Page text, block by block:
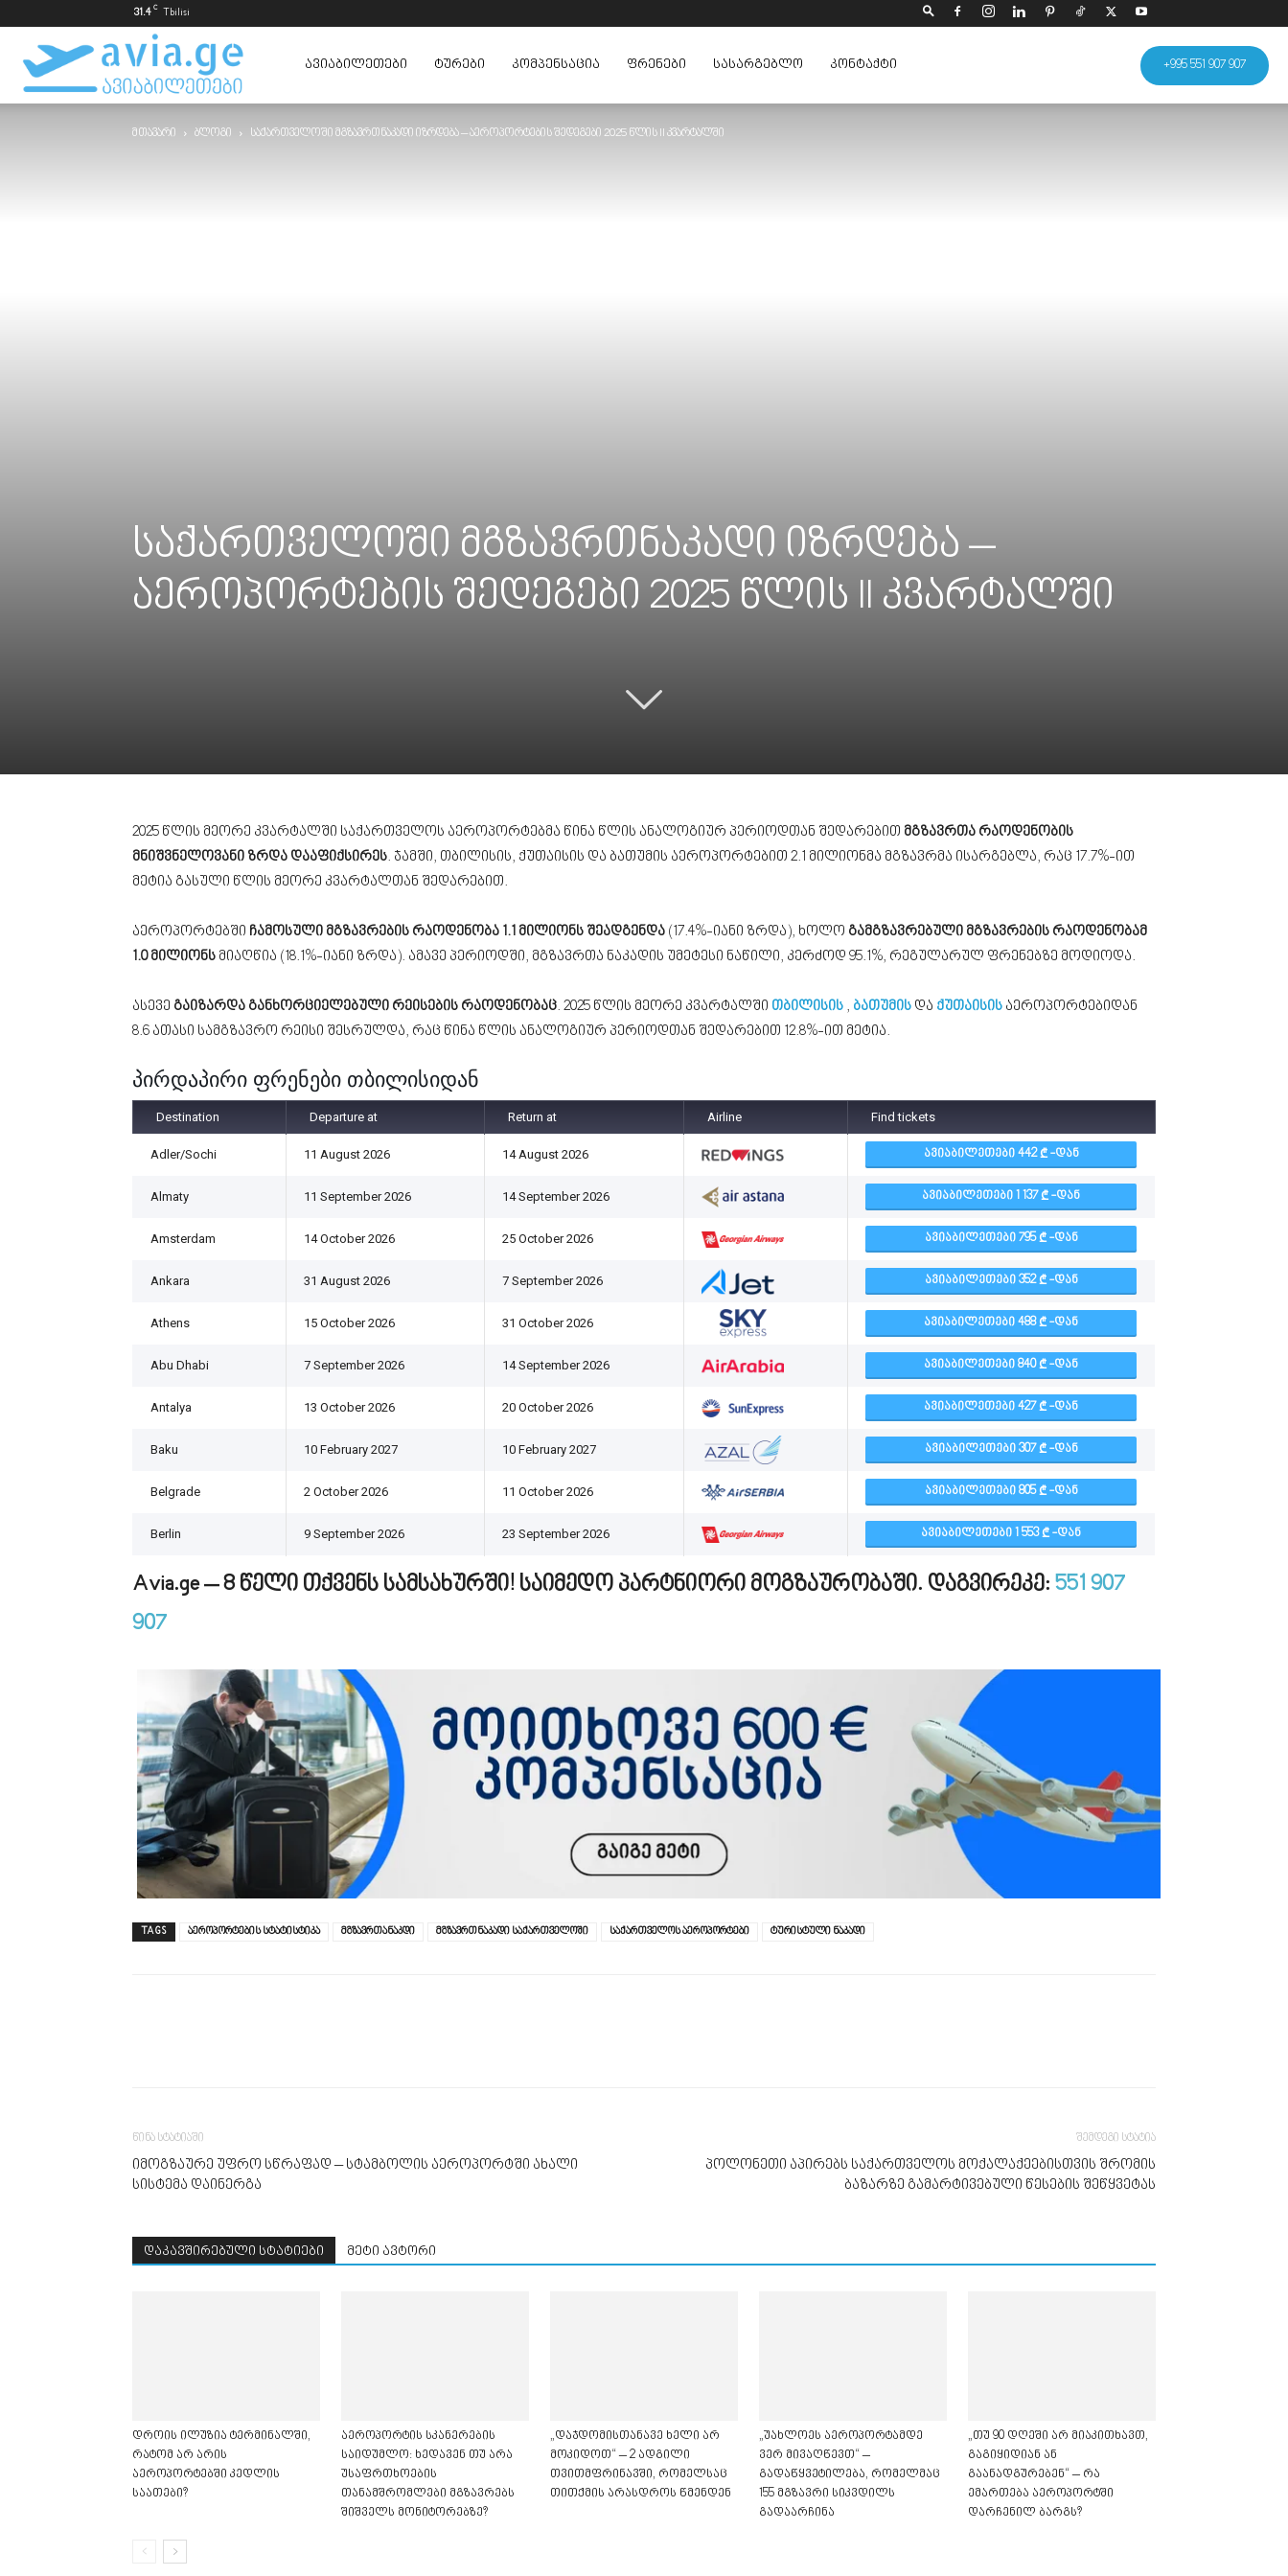
31.4 C Tbilisi
+995 551 907 907
ავიაბილეთები
ყველაზე
ᲐᲕᲘᲐᲑᲘᲚᲔᲗᲔᲑᲘ ᲢᲣᲠᲔᲑᲘ ᲙᲝᲛᲞᲔᲜᲡᲐᲪᲘᲐ ᲤᲠᲔᲜᲔᲑᲘ ᲡᲐᲡᲐᲠᲒᲔᲑᲚᲝ ᲙᲝᲜᲢᲐᲥᲢᲘ
მთავარი ბლოგი საქართველოში მგზავრთნაკადი იზრდება – აეროპორტების შედეგები 2025 წლის II კვარტალში
საქართველოში მგზავრთნაკადი იზრდება –
აეროპორტების შედეგები 2025 წლის II კვარტალში
2025 წლის მეორე კვარტალში საქართველოს აეროპორტებმა წინა წლის ანალოგიურ პერიოდთან შედარებით მგზავრთა რაოდენობის
მნიშვნელოვანი ზრდა დააფიქსირეს. ჯამში, თბილისის, ქუთაისის და ბათუმის აეროპორტებით 2.1 მილიონმა მგზავრმა ისარგებლა, რაც 17.7%-ით
მეტია გასული წლის მეორე კვარტალთან შედარებით.
აეროპორტებში ჩამოსული მგზავრების რაოდენობა 1.1 მილიონს შეადგენდა (17.4%-იანი ზრდა), ხოლო გამგზავრებული მგზავრების რაოდენობამ
1.0 მილიონს მიაღწია (18.1%-იანი ზრდა). ამავე პერიოდში, მგზავრთა ნაკადის უმეტესი ნაწილი, კერძოდ 95.1%, რეგულარულ ფრენებზე მოდიოდა.
ასევე გაიზარდა განხორციელებული რეისების რაოდენობაც. 2025 წლის მეორე კვარტალში თბილისის , ბათუმის და ქუთაისის აეროპორტებიდან
8.6 ათასი სამგზავრო რეისი შესრულდა, რაც წინა წლის ანალოგიურ პერიოდთან შედარებით 12.8%-ით მეტია.
პირდაპირი ფრენები თბილისიდან
Destination Departure at Return at Airline Find tickets
Adler/Sochi 11 August 2026 14 August 2026 ᲐᲕᲘᲐᲑᲘᲚᲔᲗᲔᲑᲘ 442 -ᲓᲐᲜ
Almaty 11 September 2026 14 September 2026 ᲐᲕᲘᲐᲑᲘᲚᲔᲗᲔᲑᲘ 1 137 -ᲓᲐᲜ
Amsterdam 14 October 2026 25 October 2026 ᲐᲕᲘᲐᲑᲘᲚᲔᲗᲔᲑᲘ 795 -ᲓᲐᲜ
Ankara 31 August 2026 7 September 2026 ᲐᲕᲘᲐᲑᲘᲚᲔᲗᲔᲑᲘ 352 -ᲓᲐᲜ
Athens 15 October 2026 31 October 2026 ᲐᲕᲘᲐᲑᲘᲚᲔᲗᲔᲑᲘ 488 -ᲓᲐᲜ
Abu Dhabi 7 September 2026 14 September 2026 ᲐᲕᲘᲐᲑᲘᲚᲔᲗᲔᲑᲘ 840 -ᲓᲐᲜ
Antalya 13 October 2026 20 October 2026 ᲐᲕᲘᲐᲑᲘᲚᲔᲗᲔᲑᲘ 427 -ᲓᲐᲜ
Baku 10 February 2027 10 February 2027 ᲐᲕᲘᲐᲑᲘᲚᲔᲗᲔᲑᲘ 307 -ᲓᲐᲜ
Belgrade 2 October 2026 11 October 2026 ᲐᲕᲘᲐᲑᲘᲚᲔᲗᲔᲑᲘ 805 -ᲓᲐᲜ
Berlin 9 September 2026 23 September 2026 ᲐᲕᲘᲐᲑᲘᲚᲔᲗᲔᲑᲘ 1 553 -ᲓᲐᲜ
Avia.ge – 8 წელი თქვენს სამსახურში! საიმედო პარტნიორი მოგზაურობაში. დაგვირეკე: 551 907
907
TAGS აეროპორტების სტატისტიკა მგზავრთანაკდი მგზავრთნაკადი საქართველოში საქართველოს აეროპორტები ტურისტული ნაკადი
წინა სტატიაში
იმოგზაურე უფრო სწრაფად – სტამბოლის აეროპორტში ახალი
სისტემა დაინერგა
შემდეგი სტატია
პოლონეთი აპირებს საქართველოს მოქალაქეებისთვის შრომის
ბაზარზე გამარტივებული წესების შეწყვეტას
დაკავშირებული სტატიები მეტი ავტორი
დროის ილუზია ტერმინალში,
რატომ არ არის
აეროპორტებში კედლის
საათები?
აეროპორტის სკანერების
საიდუმლო: ხედავენ თუ არა
უსაფრთხოების
თანამშრომლები მგზავრებს
შიშველს მონიტორებზე?
„დაჯდომისთანავე ხელი არ
მოკიდოთ“ – 2 ადგილი
თვითმფრინავში, რომელსაც
თითქმის არასდროს წმენდენ
„უახლოეს აეროპორტამდე
ვერ მივაღწევთ“ –
გადაწყვეტილება, რომელმაც
155 მგზავრი სიკვდილს
გადაარჩინა
„თუ 90 დღეში არ მიაკითხავთ,
გაგიყიდიან ან
გაანადგურებენ“ – რა
ემართება აეროპორტში
დარჩენილ ბარგს?